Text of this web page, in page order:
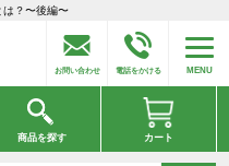
は？〜後編〜
お問い合わせ 電話をかける MENU
商品を探す カート